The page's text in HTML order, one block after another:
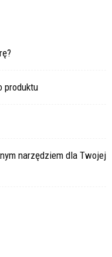
produktu
narzędziem dla Twojej